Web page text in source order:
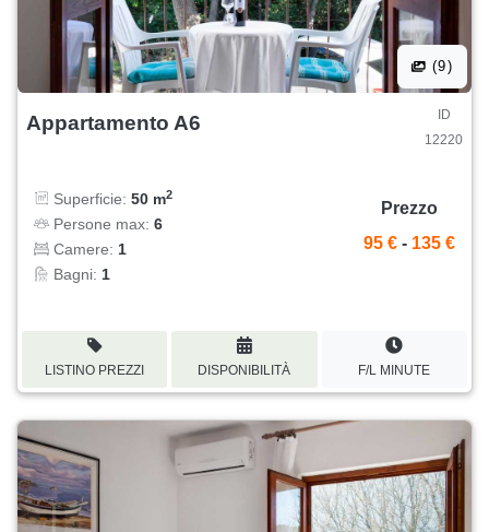
(9)
Appartamento A6
ID
12220
Superficie: 50 m2
Persone max: 6
Camere: 1
Bagni: 1
Prezzo
95 € - 135 €
LISTINO PREZZI DISPONIBILITÀ F/L MINUTE